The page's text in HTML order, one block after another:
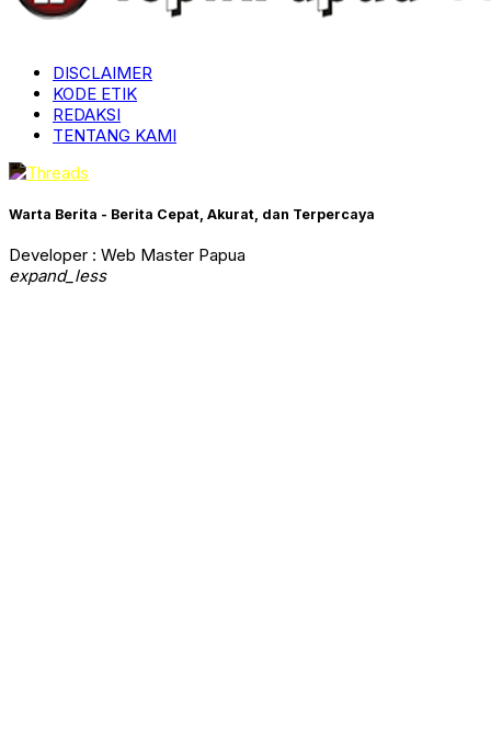
DISCLAIMER
KODE ETIK
REDAKSI
TENTANG KAMI
Warta Berita - Berita Cepat, Akurat, dan Terpercaya
Developer : Web Master Papua
expand_less